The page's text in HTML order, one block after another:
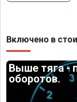
Включено в
Выше тяга -
оборотов.